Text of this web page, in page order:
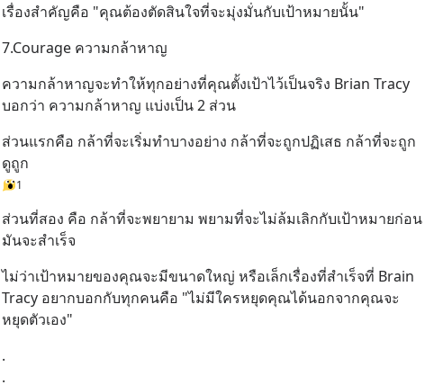
เรื่องสำคัญคือ "คุณต้องตัดสินใจที่จะมุ่งมั่นกับเป้าหมายนั้น"
7.Courage ความกล้าหาญ
ความกล้าหาญจะทำให้ทุกอย่างที่คุณตั้งเป้าไว้เป็นจริง Brian Tracy
บอกว่า ความกล้าหาญ แบ่งเป็น 2 ส่วน
ส่วนแรกคือ กล้าที่จะเริ่มทำบางอย่าง กล้าที่จะถูกปฏิเสธ กล้าที่จะถูก
ดูถูก
1
ส่วนที่สอง คือ กล้าที่จะพยายาม พยามที่จะไม่ล้มเลิกกับเป้าหมายก่อน
มันจะสำเร็จ
ไม่ว่าเป้าหมายของคุณจะมีขนาดใหญ่ หรือเล็กเรื่องที่สำเร็จที่ Brain
Tracy อยากบอกกับทุกคนคือ "ไม่มีใครหยุดคุณได้นอกจากคุณจะ
หยุดตัวเอง"
.
.